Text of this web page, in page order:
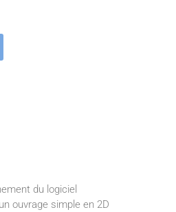
du logiciel
ouvrage simple en 2D